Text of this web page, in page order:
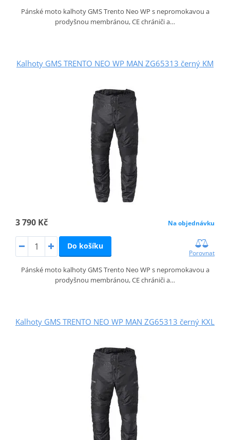
Pánské moto kalhoty GMS Trento Neo WP s nepromokavou a
prodyšnou membránou, CE chrániči a…
Kalhoty GMS TRENTO NEO WP MAN ZG65313 černý KM
3 790 Kč Na objednávku
Do košíku
Porovnat
Pánské moto kalhoty GMS Trento Neo WP s nepromokavou a
prodyšnou membránou, CE chrániči a…
Kalhoty GMS TRENTO NEO WP MAN ZG65313 černý KXL